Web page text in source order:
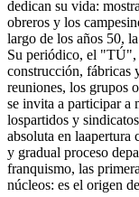
dedican su vida:
obreros y los
largo de los años 50,
Su periódico, el "TÚ",
construcción, fábricas
reuniones, los grupos
se invita a participar a
lospartidos y
absoluta en
y gradual proceso
franquismo, las
núcleos: es el origen